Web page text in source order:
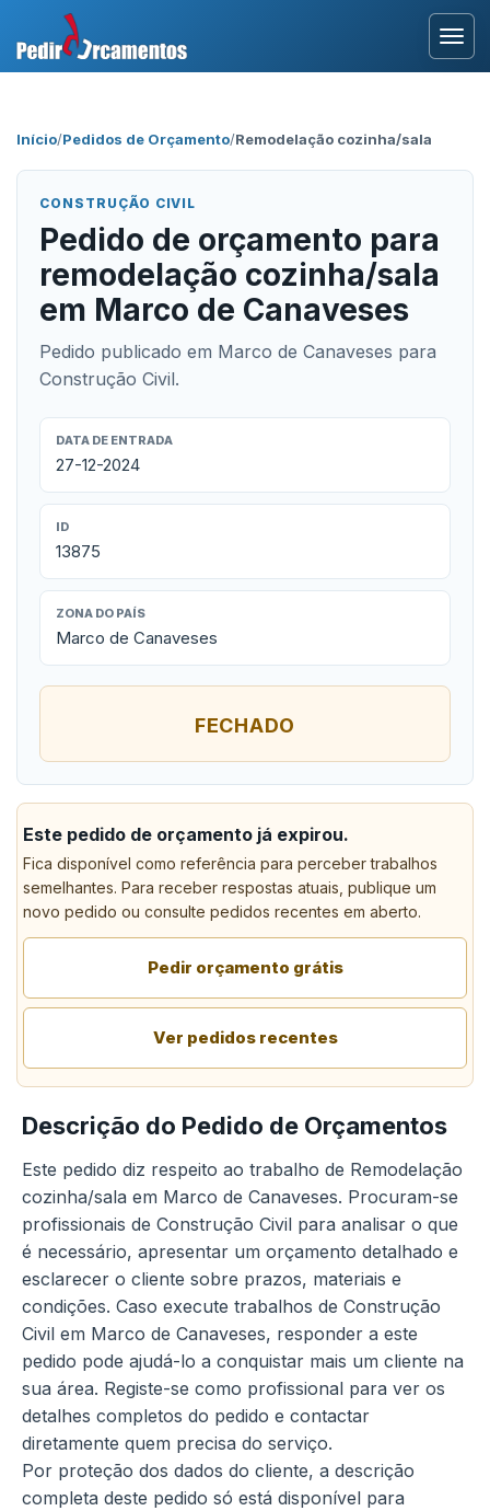
Início/Pedidos de Orçamento/Remodelação cozinha/sala
CONSTRUÇÃO CIVIL
Pedido de orçamento para
remodelação cozinha/sala
em Marco de Canaveses
Pedido publicado em Marco de Canaveses para
Construção Civil.
DATA DE ENTRADA
27-12-2024
ID
13875
ZONA DO PAÍS
Marco de Canaveses
FECHADO
Este pedido de orçamento já expirou.
Fica disponível como referência para perceber trabalhos
semelhantes. Para receber respostas atuais, publique um
novo pedido ou consulte pedidos recentes em aberto.
Pedir orçamento grátis
Ver pedidos recentes
Descrição do Pedido de Orçamentos
Este pedido diz respeito ao trabalho de Remodelação
cozinha/sala em Marco de Canaveses. Procuram-se
profissionais de Construção Civil para analisar o que
é necessário, apresentar um orçamento detalhado e
esclarecer o cliente sobre prazos, materiais e
condições. Caso execute trabalhos de Construção
Civil em Marco de Canaveses, responder a este
pedido pode ajudá-lo a conquistar mais um cliente na
sua área. Registe-se como profissional para ver os
detalhes completos do pedido e contactar
diretamente quem precisa do serviço.
Por proteção dos dados do cliente, a descrição
completa deste pedido só está disponível para
Área Profissional
Como Funciona?
Testemunhos